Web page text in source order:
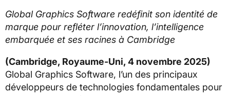
Global Graphics Software redéfinit son identité de
marque pour refléter l’innovation, l’intelligence
embarquée et ses racines à Cambridge
(Cambridge, Royaume-Uni, 4 novembre 2025)
Global Graphics Software, l’un des principaux
développeurs de technologies fondamentales pour